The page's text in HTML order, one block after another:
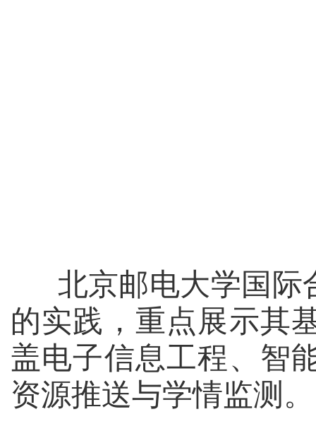
北京邮电大学国际
的实践，重点展示其
盖电子信息工程、智
资源推送与学情监测